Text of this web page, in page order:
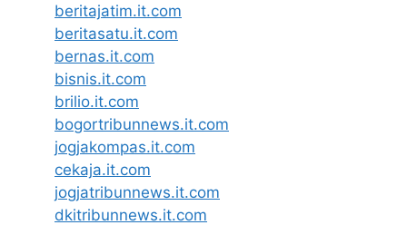
beritajatim.it.com
beritasatu.it.com
bernas.it.com
bisnis.it.com
brilio.it.com
bogortribunnews.it.com
jogjakompas.it.com
cekaja.it.com
jogjatribunnews.it.com
dkitribunnews.it.com